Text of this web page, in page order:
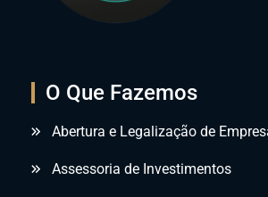
O Que Fazemos
Abertura e Legalização de
Assessoria de Investimentos